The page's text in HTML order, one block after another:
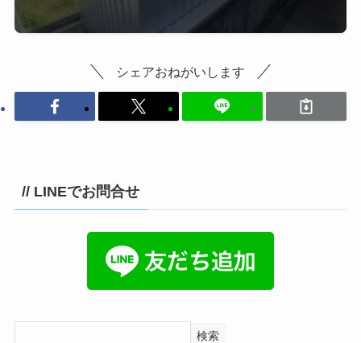
シェアおねがいします
// LINEでお問合せ
検索